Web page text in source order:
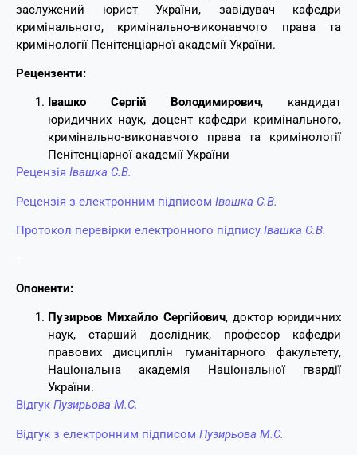
заслужений юрист України, завідувач кафедри
кримінального, кримінально-виконавчого права та
кримінології Пенітенціарної академії України.
Рецензенти:
Івашко Сергій Володимирович, кандидат
юридичних наук, доцент кафедри кримінального,
кримінально-виконавчого права та кримінології
Пенітенціарної академії України
Рецензія Івашка С.В.
Рецензія з електронним підписом Івашка С.В.
Протокол перевірки електронного підпису Івашка С.В.
Опоненти:
Пузирьов Михайло Сергійович, доктор юридичних
наук, старший дослідник, професор кафедри
правових дисциплін гуманітарного факультету,
Національна академія Національної гвардії
України.
Відгук Пузирьова М.С.
Відгук з електронним підписом Пузирьова М.С.